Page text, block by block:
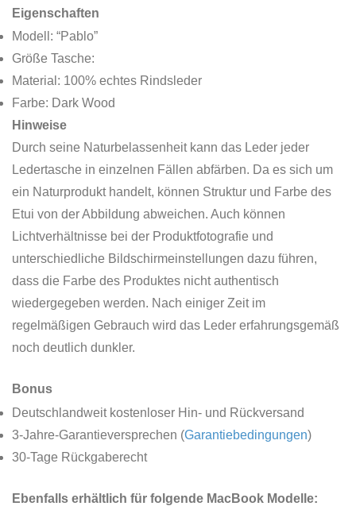
Eigenschaften
Modell: “Pablo”
Größe Tasche:
Material: 100% echtes Rindsleder
Farbe: Dark Wood
Hinweise
Durch seine Naturbelassenheit kann das Leder jeder
Ledertasche in einzelnen Fällen abfärben. Da es sich um
ein Naturprodukt handelt, können Struktur und Farbe des
Etui von der Abbildung abweichen. Auch können
Lichtverhältnisse bei der Produktfotografie und
unterschiedliche Bildschirmeinstellungen dazu führen,
dass die Farbe des Produktes nicht authentisch
wiedergegeben werden. Nach einiger Zeit im
regelmäßigen Gebrauch wird das Leder erfahrungsgemäß
noch deutlich dunkler.
Bonus
Deutschlandweit kostenloser Hin- und Rückversand
3-Jahre-Garantieversprechen (Garantiebedingungen)
30-Tage Rückgaberecht
Ebenfalls erhältlich für folgende MacBook Modelle: